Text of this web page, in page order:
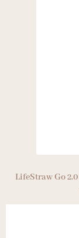
LifeStraw Go